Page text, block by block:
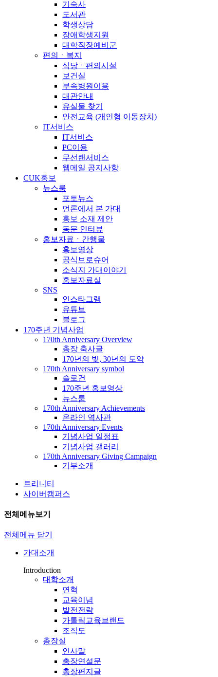
기숙사
도서관
학생상담
장애학생지원
대학직장예비군
편의ㆍ복지
식당ㆍ편의시설
보건실
부속병원이용
대관안내
유실물 찾기
안전교육 (개인형 이동장치)
IT서비스
IT서비스
PC이용
무선랜서비스
웹메일 공지사항
CUK홍보
뉴스룸
포토뉴스
언론에서 본 가대
홍보 소재 제안
동문 인터뷰
홍보자료ㆍ간행물
홍보영상
공식브로슈어
소식지 가대이야기
홍보자료실
SNS
인스타그램
유튜브
블로그
170주년 기념사업
170th Anniversary Overview
총장 축사글
170년의 빛, 30년의 도약
170th Anniversary symbol
슬로건
170주년 홍보영상
뉴스룸
170th Anniversary Achievements
온라인 역사관
170th Anniversary Events
기념사업 일정표
기념사업 갤러리
170th Anniversary Giving Campaign
기부소개
트리니티
사이버캠퍼스
전체메뉴보기
전체메뉴 닫기
가대소개
Introduction
대학소개
연혁
교육이념
발전전략
가톨릭교육브랜드
조직도
총장실
인사말
총장연설문
총장편지글